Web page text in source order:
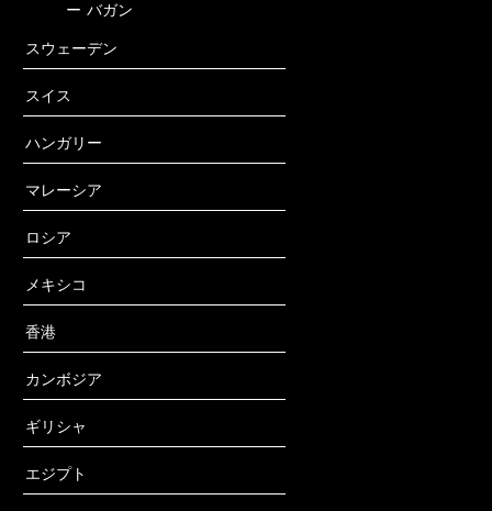
ー バガン
スウェーデン
スイス
ハンガリー
マレーシア
ロシア
メキシコ
香港
カンボジア
ギリシャ
エジプト